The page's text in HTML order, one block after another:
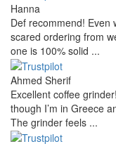
Hanna
Def recommend! Even
scared ordering from
one is 100% solid ...
Ahmed Sherif
Excellent coffee
though I’m in Greece
The grinder feels ...